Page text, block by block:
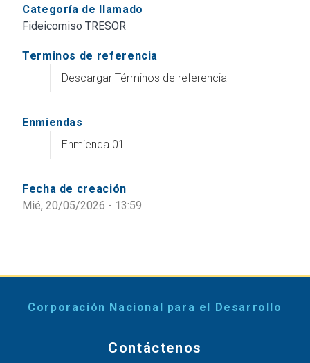
Categoría de llamado
Fideicomiso TRESOR
Terminos de referencia
Descargar Términos de referencia
Enmiendas
Enmienda 01
Fecha de creación
Mié, 20/05/2026 - 13:59
Corporación Nacional para el Desarrollo
Contáctenos